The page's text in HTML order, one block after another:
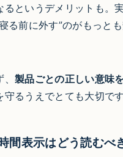
というデメリットも。実
る前に外す”のがもっと
、製品ごとの正しい意味
るうえでとても大切です
間表示はどう読むべ